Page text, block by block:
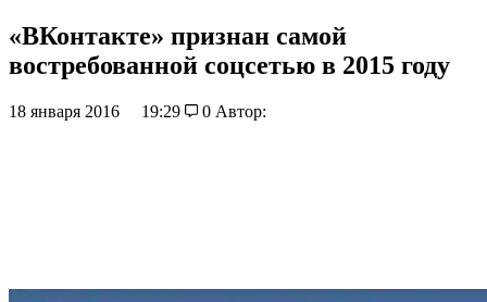
«ВКонтакте» признан самой
востребованной соцсетью в 2015 году
18 января 2016 19:29 0 Автор: